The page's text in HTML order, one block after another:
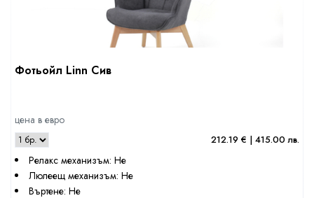
Фотьойл Linn Сив
цена в евро
212.19 € | 415.00 лв.
Релакс механизъм: Не
Люлеещ механизъм: Не
Въртене: Не